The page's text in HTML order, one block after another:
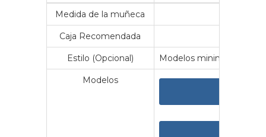
Medida de la muñeca
Caja Recomendada
Estilo (Opcional) Modelos minimalistas y
Modelos